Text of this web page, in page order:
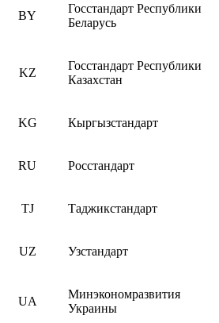
BY
Госстандарт Республики
Беларусь
KZ
Госстандарт Республики
Казахстан
KG Кыргызстандарт
RU Росстандарт
TJ Таджикстандарт
UZ Узстандарт
UA
Минэкономразвития
Украины